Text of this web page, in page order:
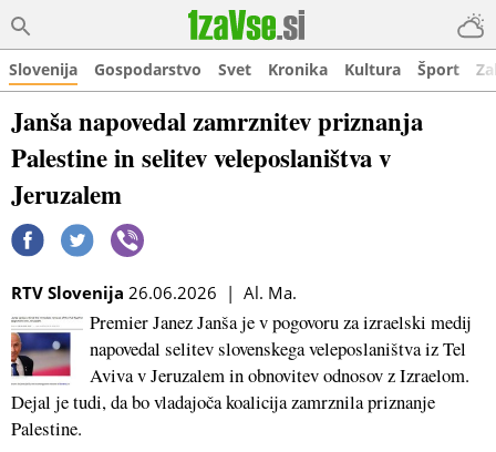
Slovenija Gospodarstvo Svet Kronika Kultura Šport
Janša napovedal zamrznitev priznanja
Palestine in selitev veleposlaništva v
Jeruzalem
RTV Slovenija 26.06.2026 | Al. Ma.
Premier Janez Janša je v pogovoru za izraelski medij
napovedal selitev slovenskega veleposlaništva iz Tel
Aviva v Jeruzalem in obnovitev odnosov z Izraelom.
Dejal je tudi, da bo vladajoča koalicija zamrznila priznanje
Palestine.